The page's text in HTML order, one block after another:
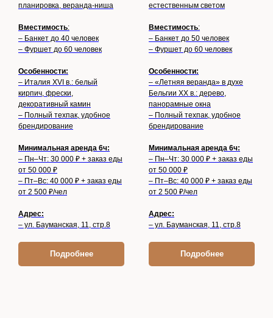
планировка, веранда-ниша
Вместимость:
– Банкет до 40 человек
– Фуршет до 60 человек
Особенности:
– Италия XVI в.: белый
кирпич, фрески,
декоративный камин
– Полный техпак, удобное
брендирование
Минимальная аренда 6ч:
– Пн–Чт: 30 000 ₽ + заказ еды
от 50 000 ₽
– Пт–Вс: 40 000 ₽ + заказ еды
от 2 500 ₽/чел
Адрес:
– ул. Бауманская, 11, стр.8
Подробнее
естественным светом
Вместимость:
– Банкет до 50 человек
– Фуршет до 60 человек
Особенности:
– «Летняя веранда» в духе
Бельгии XX в.: дерево,
панорамные окна
– Полный техпак, удобное
брендирование
Минимальная аренда 6ч:
– Пн–Чт: 30 000 ₽ + заказ еды
от 50 000 ₽
– Пт–Вс: 40 000 ₽ + заказ еды
от 2 500 ₽/чел
Адрес:
– ул. Бауманская, 11, стр.8
Подробнее